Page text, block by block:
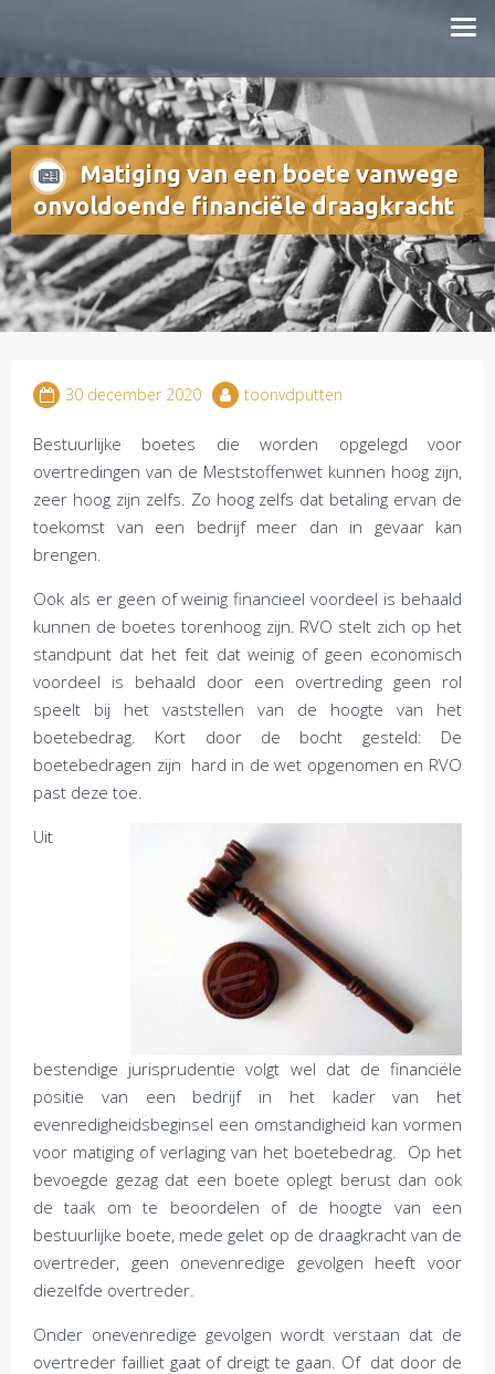
inhoud
Matiging van een boete vanwege
onvoldoende financiële draagkracht
30 december 2020 toonvdputten
Bestuurlijke boetes die worden opgelegd voor
overtredingen van de Meststoffenwet kunnen hoog zijn,
zeer hoog zijn zelfs. Zo hoog zelfs dat betaling ervan de
toekomst van een bedrijf meer dan in gevaar kan
brengen.
Ook als er geen of weinig financieel voordeel is behaald
kunnen de boetes torenhoog zijn. RVO stelt zich op het
standpunt dat het feit dat weinig of geen economisch
voordeel is behaald door een overtreding geen rol
speelt bij het vaststellen van de hoogte van het
boetebedrag. Kort door de bocht gesteld: De
boetebedragen zijn hard in de wet opgenomen en RVO
past deze toe.
Uit
bestendige jurisprudentie volgt wel dat de financiële
positie van een bedrijf in het kader van het
evenredigheidsbeginsel een omstandigheid kan vormen
voor matiging of verlaging van het boetebedrag. Op het
bevoegde gezag dat een boete oplegt berust dan ook
de taak om te beoordelen of de hoogte van een
bestuurlijke boete, mede gelet op de draagkracht van de
overtreder, geen onevenredige gevolgen heeft voor
diezelfde overtreder.
Onder onevenredige gevolgen wordt verstaan dat de
overtreder failliet gaat of dreigt te gaan. Of dat door de